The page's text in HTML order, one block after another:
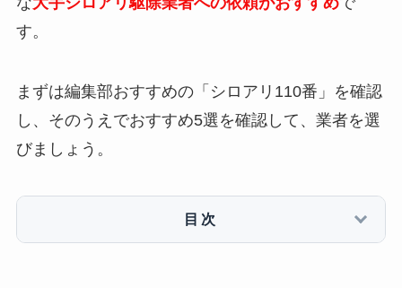
す。
まずは編集部おすすめの「シロアリ110番」を確認
し、そのうえでおすすめ5選を確認して、業者を選
びましょう。
目次